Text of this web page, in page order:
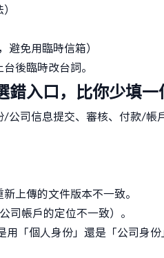
避免用臨時信箱）
後臨時改台詞。
入口，比你少填一
/公司信息提交、審核、付款/帳
上傳的文件版本不一致。
司帳戶的定位不一致）。
用「個人身份」還是「公司身